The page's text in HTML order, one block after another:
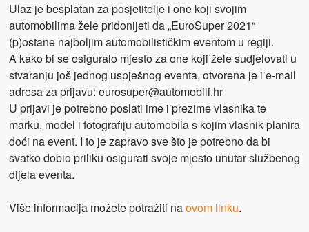
Ulaz je besplatan za posjetitelje i one koji svojim
automobilima žele pridonijeti da „EuroSuper 2021“
(p)ostane najboljim automobilističkim eventom u regiji.
A kako bi se osiguralo mjesto za one koji žele sudjelovati u
stvaranju još jednog uspješnog eventa, otvorena je i e-mail
adresa za prijavu: eurosuper@automobili.hr
U prijavi je potrebno poslati ime i prezime vlasnika te
marku, model i fotografiju automobila s kojim vlasnik planira
doći na event. I to je zapravo sve što je potrebno da bi
svatko dobio priliku osigurati svoje mjesto unutar službenog
dijela eventa.
Više informacija možete potražiti naovom linku.